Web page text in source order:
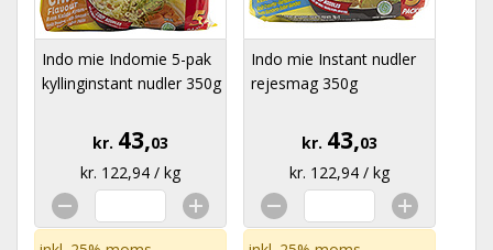
Indo mie Indomie 5-pak
kyllinginstant nudler 350g
kr. 43,03
kr. 122,94 / kg
Indo mie Instant nudler
rejesmag 350g
kr. 43,03
kr. 122,94 / kg